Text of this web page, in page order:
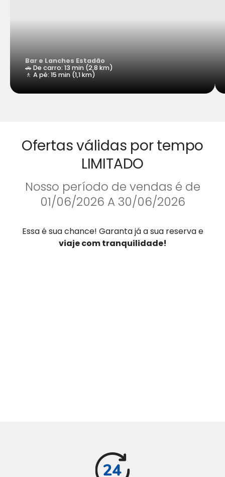
Bar e Lanches Estadão
🚗 De carro: 13 min (2,8 km)
🚶 A pé: 15 min (1,1 km)
Ofertas válidas por tempo
LIMITADO
Nosso período de vendas é de
01/06/2026 A 30/06/2026
Essa é sua chance! Garanta já a sua reserva e
viaje com tranquilidade!